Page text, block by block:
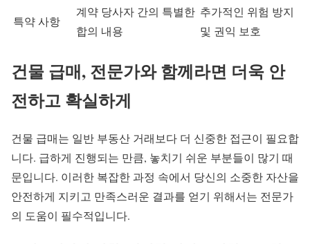
특약 사항
계약 당사자 간의 특별한
합의 내용
추가적인 위험 방지
및 권익 보호
건물 급매, 전문가와 함께라면 더욱 안
전하고 확실하게
건물 급매는 일반 부동산 거래보다 더 신중한 접근이 필요합
니다. 급하게 진행되는 만큼, 놓치기 쉬운 부분들이 많기 때
문입니다. 이러한 복잡한 과정 속에서 당신의 소중한 자산을
안전하게 지키고 만족스러운 결과를 얻기 위해서는 전문가
의 도움이 필수적입니다.